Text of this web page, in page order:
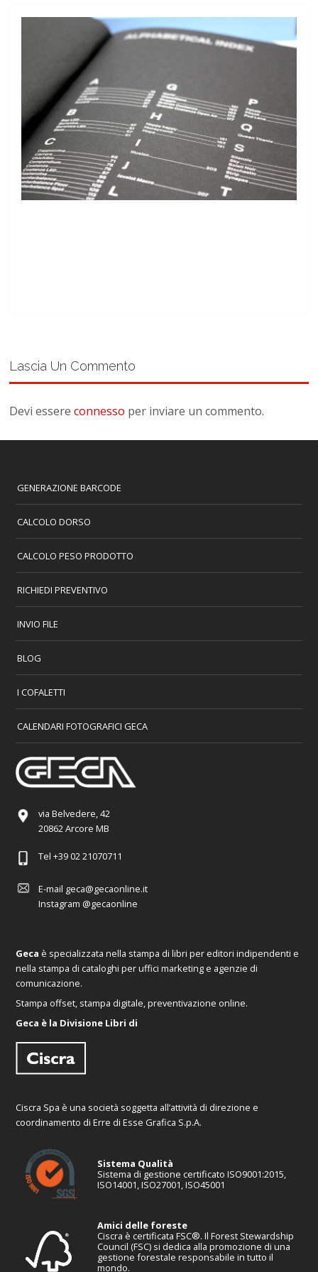
Lascia Un Commento
Devi essereconnesso per inviare un commento.
GENERAZIONE BARCODE
CALCOLO DORSO
CALCOLO PESO PRODOTTO
RICHIEDI PREVENTIVO
INVIO FILE
BLOG
I COFALETTI
CALENDARI FOTOGRAFICI GECA
via Belvedere, 42
20862 Arcore MB
Tel +39 02 21070711
E-mail geca@gecaonline.it
Instagram @gecaonline
Geca è specializzata nella stampa di libri per editori indipendenti e
nella stampa di cataloghi per uffici marketing e agenzie di
comunicazione.
Stampa offset, stampa digitale, preventivazione online.
Geca è la Divisione Libri di
Ciscra Spa è una società soggetta all’attività di direzione e
coordinamento di Erre di Esse Grafica S.p.A.
Sistema Qualità
Sistema di gestione certificato ISO9001:2015,
ISO14001, ISO27001, ISO45001
Amici delle foreste
Ciscra è certificata FSC®. Il Forest Stewardship
Council (FSC) si dedica alla promozione di una
gestione forestale responsabile in tutto il
mondo.